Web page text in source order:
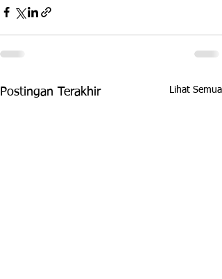
Postingan Terakhir Lihat Semua